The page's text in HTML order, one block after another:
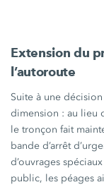
Extension du
l’autoroute
Suite à une
dimension : au lieu
le tronçon fait
bande d’arrêt
d’ouvrages
public, les péages